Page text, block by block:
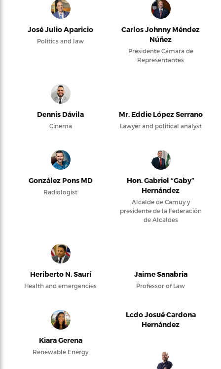
José Julio Aparicio
Politics and law
Carlos Johnny Méndez
Núñez
Presidente Cámara de
Representantes
Dennis Dávila
Cinema
Mr. Eddie López Serrano
Lawyer and political analyst
González Pons MD
Radiologist
Hon. Gabriel “Gaby”
Hernández
Alcalde de Camuy y
presidente de la Federación
de Alcaldes
Heriberto N. Saurí
Health and emergencies
Jaime Sanabria
Professor of Law
Kiara Gerena
Renewable Energy
Lcdo Josué Cardona
Hernández